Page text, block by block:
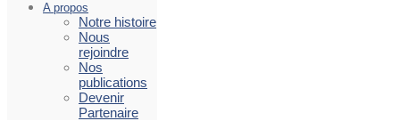
A propos
Notre histoire
Nous
rejoindre
Nos
publications
Devenir
Partenaire